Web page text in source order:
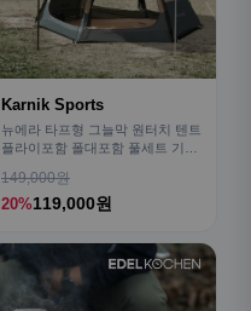
Karnik Sports
뉴에라 타프형 그늘막 원터치 텐트
플라이포함 폴대포함 풀세트 기본
149,000원
20%119,000원